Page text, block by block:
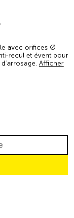
avec orifices Ø
et évent pour
Afficher